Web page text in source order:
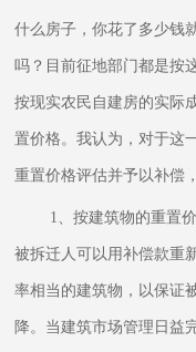
什么房子，你花了多少钱
吗？目前征地部门都是按
按现实农民自建房的实际
置价格。我认为，对于这
重置价格评估并予以补偿
1、按建筑物的重置价
被拆迁人可以用补偿款重
率相当的建筑物，以保证
降。当建筑市场管理日益